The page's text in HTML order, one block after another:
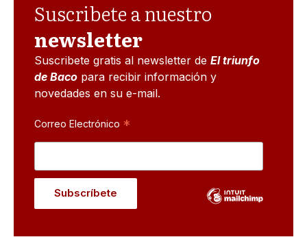
Suscribete a nuestro
newsletter
Suscribete gratis al newsletter de El triunfo
de Baco para recibir información y
novedades en su e-mail.
Correo Electrónico *